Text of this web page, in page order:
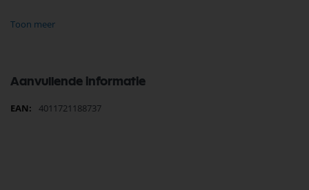
TPE biedt bescherming tegen hitte, kou en
Toon meer
Aanvullende informatie
Meer
4011721188737